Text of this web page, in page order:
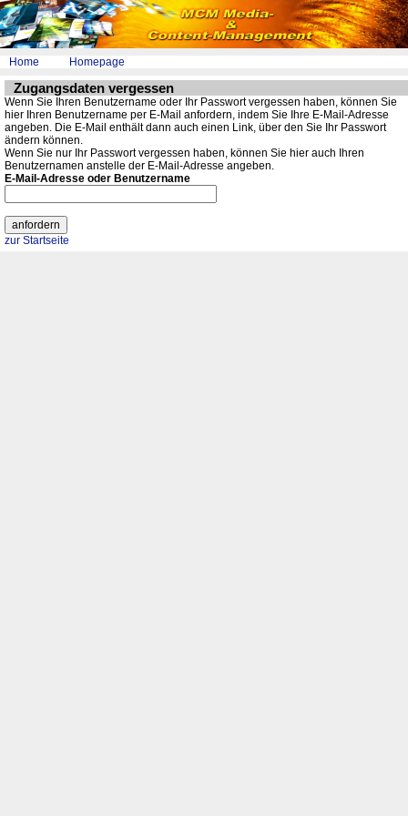
Home Homepage
Zugangsdaten vergessen
Wenn Sie Ihren Benutzername oder Ihr Passwort vergessen haben, können Sie
hier Ihren Benutzername per E-Mail anfordern, indem Sie Ihre E-Mail-Adresse
angeben. Die E-Mail enthält dann auch einen Link, über den Sie Ihr Passwort
ändern können.
Wenn Sie nur Ihr Passwort vergessen haben, können Sie hier auch Ihren
Benutzernamen anstelle der E-Mail-Adresse angeben.
E-Mail-Adresse oder Benutzername
zur Startseite